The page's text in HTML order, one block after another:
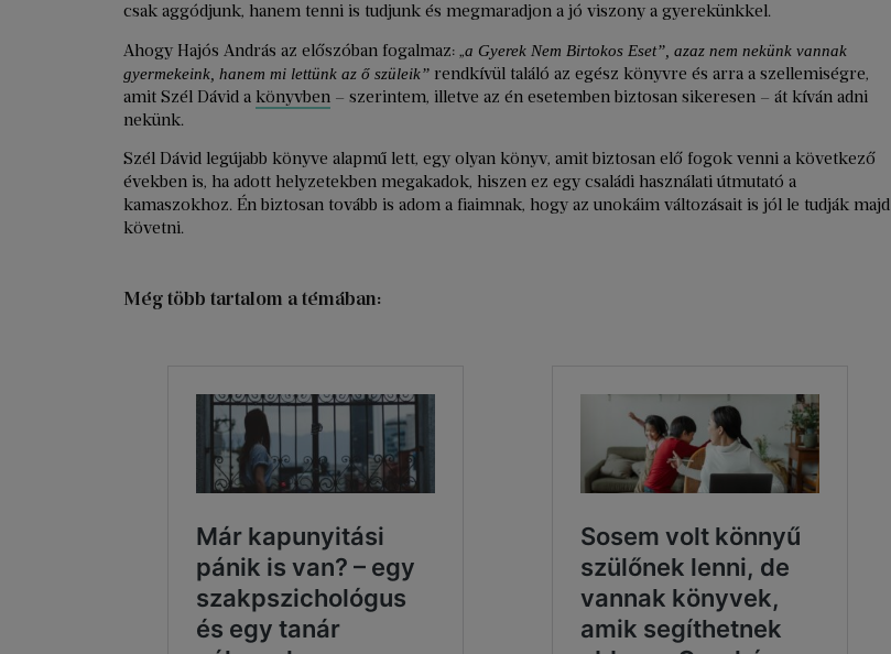
csak aggódjunk, hanem tenni is tudjunk és megmaradjon a jó viszony a gyerekünkkel.
Ahogy Hajós András az előszóban fogalmaz: „a Gyerek Nem Birtokos Eset”, azaz nem nekünk vannak
gyermekeink, hanem mi lettünk az ő szüleik” rendkívül találó az egész könyvre és arra a szellemiségre,
amit Szél Dávid a könyvben – szerintem, illetve az én esetemben biztosan sikeresen – át kíván adni
nekünk.
Szél Dávid legújabb könyve alapmű lett, egy olyan könyv, amit biztosan elő fogok venni a következő
években is, ha adott helyzetekben megakadok, hiszen ez egy családi használati útmutató a
kamaszokhoz. Én biztosan tovább is adom a fiaimnak, hogy az unokáim változásait is jól le tudják majd
követni.
Még több tartalom a témában: